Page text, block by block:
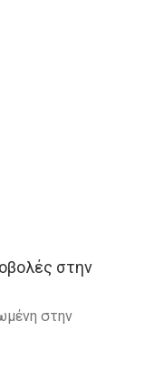
στην
στην